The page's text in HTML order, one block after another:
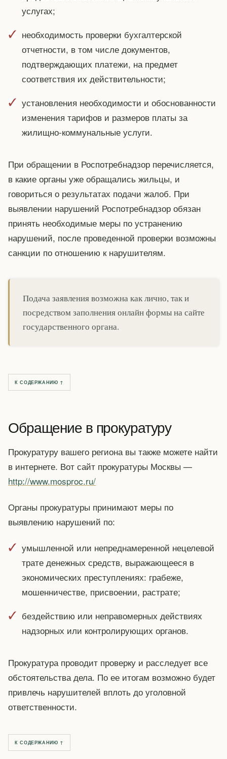
услугах;
необходимость проверки бухгалтерской
отчетности, в том числе документов,
подтверждающих платежи, на предмет
соответствия их действительности;
установления необходимости и обоснованности
изменения тарифов и размеров платы за
жилищно-коммунальные услуги.
При обращении в Роспотребнадзор перечисляется,
в какие органы уже обращались жильцы, и
говориться о результатах подачи жалоб. При
выявлении нарушений Роспотребнадзор обязан
принять необходимые меры по устранению
нарушений, после проведенной проверки возможны
санкции по отношению к нарушителям.
Подача заявления возможна как лично, так и
посредством заполнения онлайн формы на сайте
государственного органа.
К СОДЕРЖАНИЮ ↑
Обращение в прокуратуру
Прокуратуру вашего региона вы также можете найти
в интернете. Вот сайт прокуратуры Москвы —
http://www.mosproc.ru/
Органы прокуратуры принимают меры по
выявлению нарушений по:
умышленной или непреднамеренной нецелевой
трате денежных средств, выражающееся в
экономических преступлениях: грабеже,
мошенничестве, присвоении, растрате;
бездействию или неправомерных действиях
надзорных или контролирующих органов.
Прокуратура проводит проверку и расследует все
обстоятельства дела. По ее итогам возможно будет
привлечь нарушителей вплоть до уголовной
ответственности.
К СОДЕРЖАНИЮ ↑